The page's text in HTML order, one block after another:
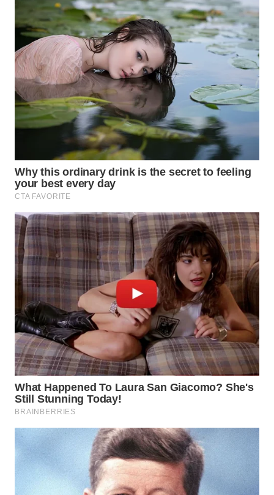
WAHANA
PERSONA
WAHANA
OTOMOTIF
WAHANA
HEALTH
DESA
WISATA
WAHANA
Wahana
Network
KONSUMEN
LISTRIK
MASYARAKAT
KELISTRIKAN
WALINKI
ID
MAWAKA
ID
MARTABAT